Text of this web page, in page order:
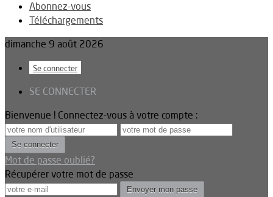
Abonnez-vous
Téléchargements
dimanche 9 août 2026
Se connecter
SE CONNECTER
Bienvenue ! Connectez-vous à votre compte :
Mot de passe oublié?
Récupérer votre mot de passe